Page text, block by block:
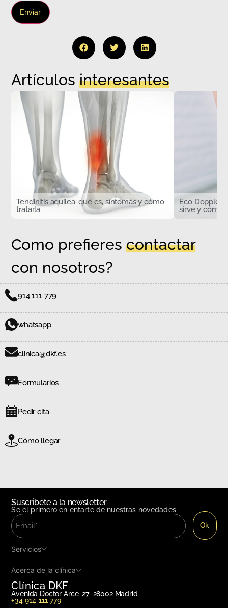
Artículosinteresantes
Tendinitis aquílea: qué es, síntomas y cómo
tratarla
Eco Doppler
sirve y cómo
Como prefierescontactar
con nosotros?
914 111 779
whatsapp
clinica@dkf.es
Formularios
Pedir cita
Cómo llegar
Clínica DKF
Avenida Doctor Arce, 27 28002 Madrid
+34 914 111 779
Suscribete a la newsletter
Se el primero en entarte de nuestras novedades.
Servicios
Acerca de la clínica